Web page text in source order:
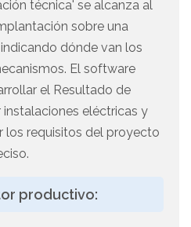
técnica' se alcanza al
sobre una
dónde van los
El software
el Resultado de
eléctricas y
los requisitos del proyecto
productivo: